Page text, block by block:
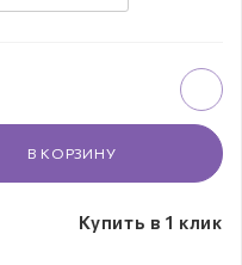
В КОРЗИНУ
Купить в 1 клик